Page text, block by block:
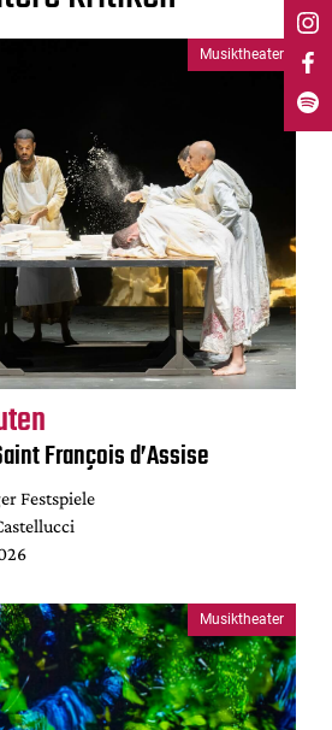
Musiktheater
François d’Assise
Festspiele
Musiktheater